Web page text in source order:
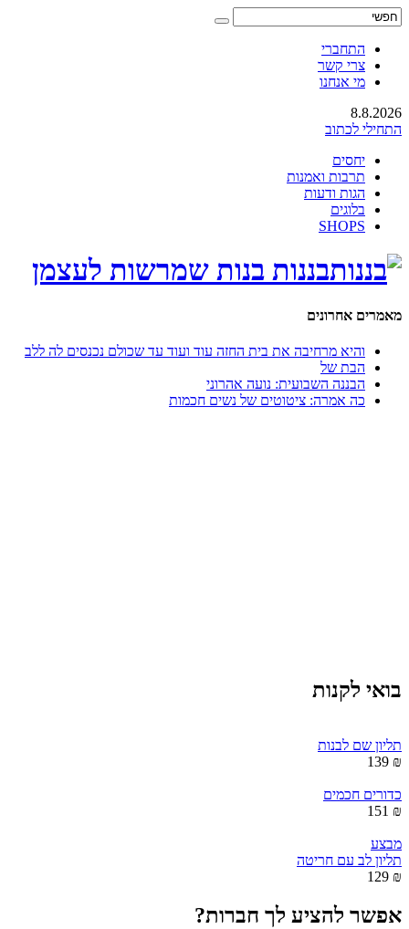
התחברי
צרי קשר
מי אנחנו
8.8.2026
התחילי לכתוב
יחסים
תרבות ואמנות
הגות ודעות
בלוגים
SHOPS
בננות בנות שמרשות לעצמן
מאמרים אחרונים
והיא מרחיבה את בית החזה עוד ועוד עד שכולם נכנסים לה ללב
הבת של
הבננה השבועית: נועה אהרוני
כה אמרה: ציטוטים של נשים חכמות
בואי לקנות
תליון שם לבנות
₪ 139
כדורים חכמים
₪ 151
מבצע
תליון לב עם חריטה
₪ 129
אפשר להציע לך חברות?